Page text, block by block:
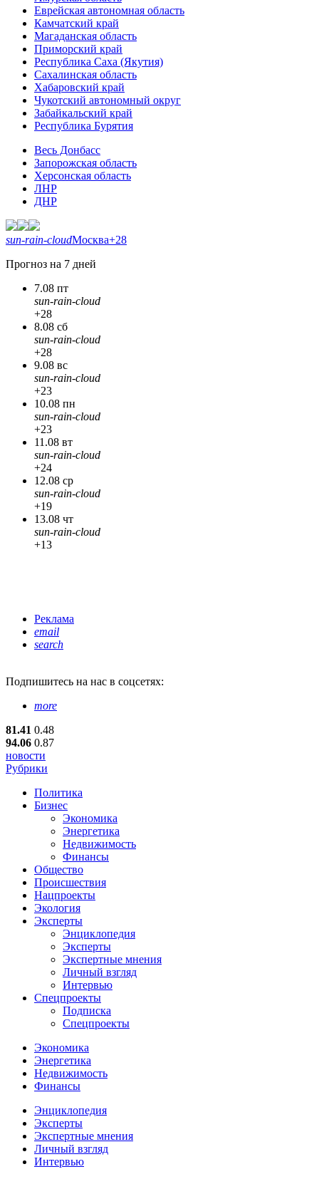
Еврейская автономная область
Камчатский край
Магаданская область
Приморский край
Республика Саха (Якутия)
Сахалинская область
Хабаровский край
Чукотский автономный округ
Забайкальский край
Республика Бурятия
Весь Донбасс
Запорожская область
Херсонская область
ЛНР
ДНР
sun-rain-cloudМосква+28
Прогноз на 7 дней
7.08 пт
sun-rain-cloud
+28
8.08 сб
sun-rain-cloud
+28
9.08 вс
sun-rain-cloud
+23
10.08 пн
sun-rain-cloud
+23
11.08 вт
sun-rain-cloud
+24
12.08 ср
sun-rain-cloud
+19
13.08 чт
sun-rain-cloud
+13
Реклама
email
search
Подпишитесь на нас в соцсетях:
more
81.41 0.48
94.06 0.87
новости
Рубрики
Политика
Бизнес
Экономика
Энергетика
Недвижимость
Финансы
Общество
Происшествия
Нацпроекты
Экология
Эксперты
Энциклопедия
Эксперты
Экспертные мнения
Личный взгляд
Интервью
Спецпроекты
Подписка
Спецпроекты
Экономика
Энергетика
Недвижимость
Финансы
Энциклопедия
Эксперты
Экспертные мнения
Личный взгляд
Интервью